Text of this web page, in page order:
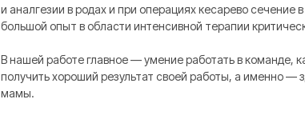
и аналгезии в родах и при операциях кесарево сечение
большой опыт в области интенсивной терапии
В нашей работе главное — умение работать в команде,
получить хороший результат своей работы, а именно —
мамы.